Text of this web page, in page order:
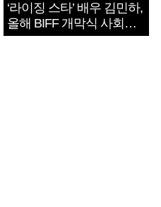
‘라이징 스타’ 배우 김민하,
올해 BIFF 개막식 사회자
확정